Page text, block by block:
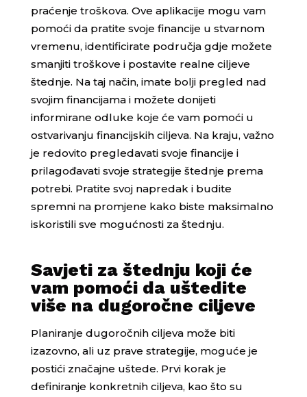
praćenje troškova. Ove aplikacije mogu vam
pomoći da pratite svoje financije u stvarnom
vremenu, identificirate područja gdje možete
smanjiti troškove i postavite realne ciljeve
štednje. Na taj način, imate bolji pregled nad
svojim financijama i možete donijeti
informirane odluke koje će vam pomoći u
ostvarivanju financijskih ciljeva. Na kraju, važno
je redovito pregledavati svoje financije i
prilagođavati svoje strategije štednje prema
potrebi. Pratite svoj napredak i budite
spremni na promjene kako biste maksimalno
iskoristili sve mogućnosti za štednju.
Savjeti za štednju koji će
vam pomoći da uštedite
više na dugoročne ciljeve
Planiranje dugoročnih ciljeva može biti
izazovno, ali uz prave strategije, moguće je
postići značajne uštede. Prvi korak je
definiranje konkretnih ciljeva, kao što su